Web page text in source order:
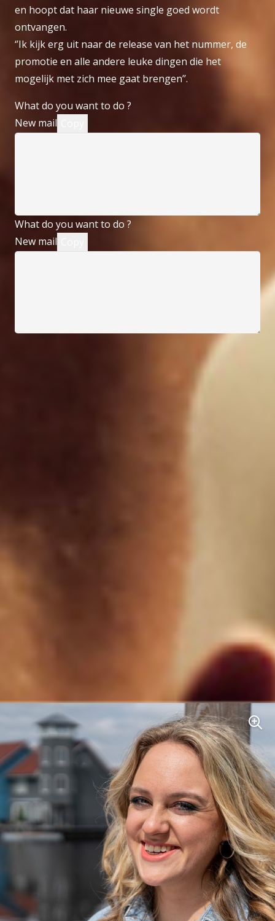
en hoopt dat haar nieuwe single goed wordt
ontvangen.
‘’Ik kijk erg uit naar de release van het nummer, de
promotie en alle andere leuke dingen die het
mogelijk met zich mee gaat brengen’’.
What do you want to do ?
New mail
What do you want to do ?
New mail